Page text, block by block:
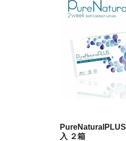
入 ２箱